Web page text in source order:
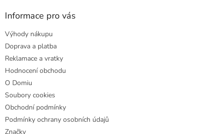
Informace pro vás
Výhody nákupu
Doprava a platba
Reklamace a vratky
Hodnocení obchodu
O Domiu
Soubory cookies
Obchodní podmínky
Podmínky ochrany osobních údajů
Značky